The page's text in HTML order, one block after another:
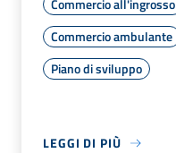
Commercio all'ingrosso
Commercio ambulante
Piano di sviluppo
LEGGI DI PIÙ